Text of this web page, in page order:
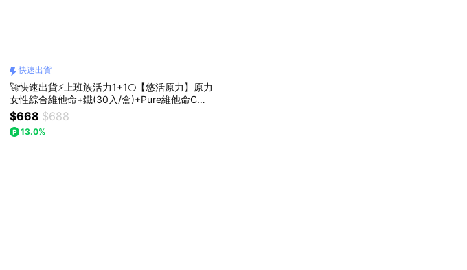
快速出貨
🚀快速出貨⚡上班族活力1+1🌕【悠活原力】原力
女性綜合維他命+鐵(30入/盒)+Pure維他命C膠
囊(30粒/瓶)｜附提袋｜綜合維他命｜維生素C｜
滿滿陽光活力
$668 $688
13.0%